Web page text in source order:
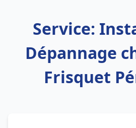
Service:
Dépannage
Frisquet